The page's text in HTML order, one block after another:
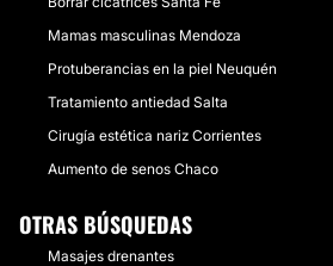
Mamas masculinas Mendoza
Protuberancias en la piel Neuquén
Tratamiento antiedad Salta
Cirugía estética nariz Corrientes
Aumento de senos Chaco
OTRAS BÚSQUEDAS
Masajes drenantes